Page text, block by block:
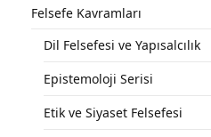
Felsefe Kavramları
Dil Felsefesi ve Yapısalcılık
Epistemoloji Serisi
Etik ve Siyaset Felsefesi